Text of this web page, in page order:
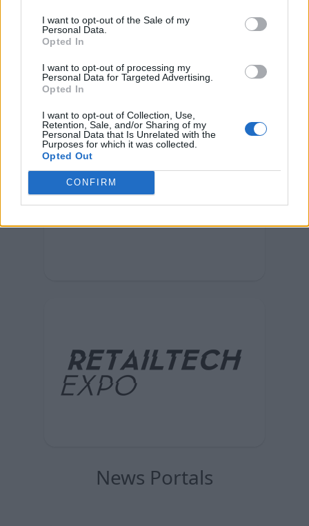
I want to opt-out of the Sale of my
Personal Data.
Opted In
I want to opt-out of processing my
Personal Data for Targeted Advertising.
Opted In
I want to opt-out of Collection, Use,
Retention, Sale, and/or Sharing of my
Personal Data that Is Unrelated with the
Purposes for which it was collected.
Opted Out
CONFIRM
News Portals